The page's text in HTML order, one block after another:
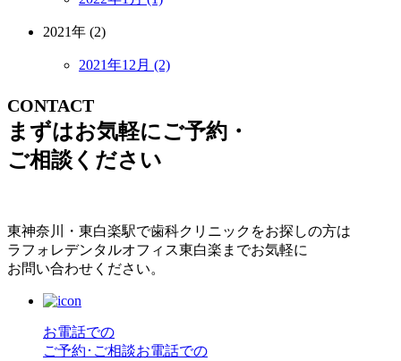
2021年 (2)
2021年12月 (2)
CONTACT
まずはお気軽にご予約・
ご相談ください
東神奈川・東白楽駅で歯科クリニックをお探しの方は
ラフォレデンタルオフィス東白楽までお気軽に
お問い合わせください。
お電話での
ご予約･ご相談お電話での